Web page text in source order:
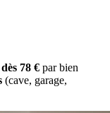
dès 78 € par bien
(cave, garage,